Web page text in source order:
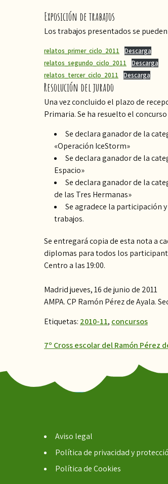
Exposición de trabajos
Los trabajos presentados se
relatos_primer_ciclo_2011
Descarga
relatos_segundo_ciclo_2011
Descarga
relatos_tercer_ciclo_2011
Descarga
Resolución del jurado
Una vez concluido el plazo de
Primaria. Se ha resuelto el
Se declara ganador de la
«Operación IceStorm»
Se declara ganador de la
Espacio»
Se declara ganador de la
de las Tres Hermanas»
Se agradece la participación
trabajos.
Se entregará copia de esta nota a
diplomas para todos los
Centro a las 19:00.
Madrid jueves, 16 de junio de 2011
AMPA. CP Ramón Pérez de Ayala.
Etiquetas: 2010-11, concursos
Navegación
entradas
7º Cross escolar del Ramón Pérez
Aviso legal
Política de privacidad y
Política de Cookies